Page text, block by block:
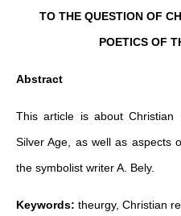
TO THE QUESTION OF
POETICS OF
Abstract
This article is about
Silver Age, as well as aspects
the symbolist writer A. Bely.
Keywords: theurgy, Christian